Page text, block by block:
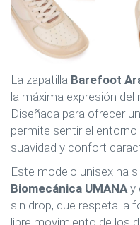
La zapatilla Barefoot
la máxima expresión del
Diseñada para ofrecer
permite sentir el entorno
suavidad y confort
Este modelo unisex ha
Biomecánica UMANAy
sin drop, que respeta la
libre movimiento de los